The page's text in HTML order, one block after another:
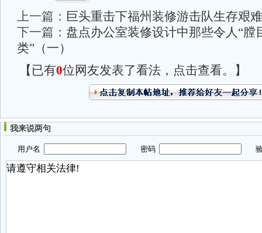
上一篇： 巨头重击下福州装修游击队生存艰难
下一篇： 盘点办公室装修设计中那些令人“膛
类”（一）
【已有0位网友发表了看法，点击查看。】
我来说两句
用户名 密码 验